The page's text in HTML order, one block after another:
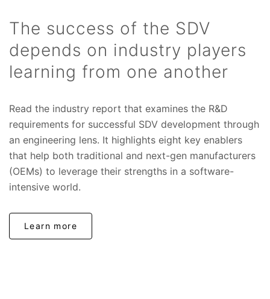
The success of the SDV
depends on industry players
learning from one another
Read the industry report that examines the R&D
requirements for successful SDV development through
an engineering lens. It highlights eight key enablers
that help both traditional and next-gen manufacturers
(OEMs) to leverage their strengths in a software-
intensive world.
Learn more